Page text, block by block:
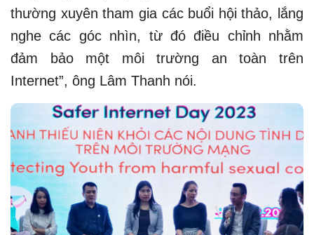
thường xuyên tham gia các buổi hội thảo, lắng
nghe các góc nhìn, từ đó điều chỉnh nhằm
đảm bảo một môi trường an toàn trên
Internet”, ông Lâm Thanh nói.